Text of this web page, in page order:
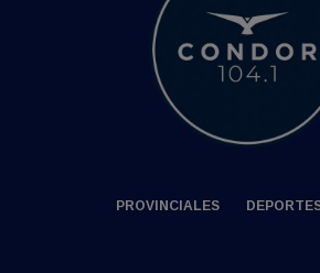
PROVINCIALES